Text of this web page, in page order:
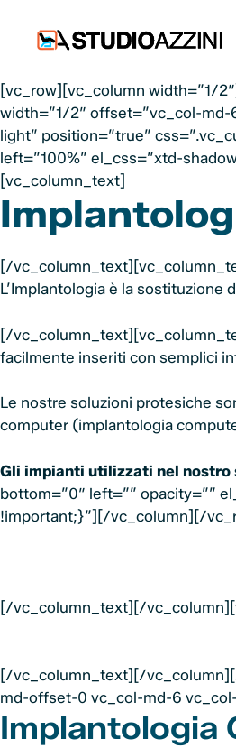
contenuto
[vc_row][vc_column width=”1/
width=”1/2″ offset=”vc_col-md-
light” position=”true”
left=”100%” el_css=”xtd-
[vc_column_text]
[/
L’Implantologia è la
[/
facilmente inseriti con semplici
Le nostre soluzioni protesiche
computer (implantologia
Gli impianti utilizzati nel
bottom=”0″ left=”” opacity=””
!important;}”][/vc_column][/
[/vc_column_text][/
[/vc_column_text][/
md-offset-0 vc_col-md-6
Implantologia